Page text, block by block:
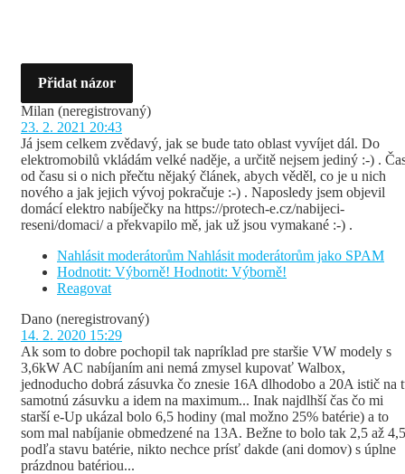
Přidat názor
Milan (neregistrovaný)
23. 2. 2021 20:43
Já jsem celkem zvědavý, jak se bude tato oblast vyvíjet dál. Do
elektromobilů vkládám velké naděje, a určitě nejsem jediný :-) .
od času si o nich přečtu nějaký článek, abych věděl, co je u nich
nového a jak jejich vývoj pokračuje :-) . Naposledy jsem objevil
domácí elektro nabíječky na https://protech-e.cz/nabijeci-
reseni/domaci/ a překvapilo mě, jak už jsou vymakané :-) .
Nahlásit moderátorům Nahlásit moderátorům jako SPAM
Hodnotit: Výborně! Hodnotit: Výborně!
Reagovat
Dano (neregistrovaný)
14. 2. 2020 15:29
Ak som to dobre pochopil tak napríklad pre staršie VW modely s
3,6kW AC nabíjaním ani nemá zmysel kupovať Walbox,
jednoducho dobrá zásuvka čo znesie 16A dlhodobo a 20A istič na
samotnú zásuvku a idem na maximum... Inak najdlhší čas čo mi
starší e-Up ukázal bolo 6,5 hodiny (mal možno 25% batérie) a to
som mal nabíjanie obmedzené na 13A. Bežne to bolo tak 2,5 až 4,5
podľa stavu batérie, nikto nechce prísť dakde (ani domov) s úplne
prázdnou batériou...